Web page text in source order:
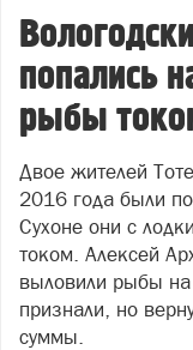
попались
рыбы
Двое жителей
2016 года были
Сухоне они с
током. Алексей
выловили рыбы
признали, но
суммы.